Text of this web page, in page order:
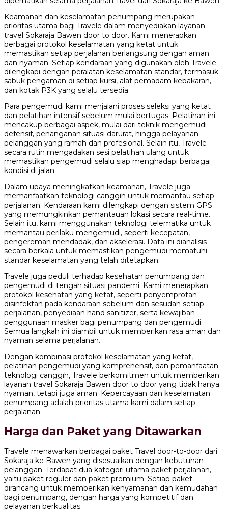
Keamanan dan keselamatan penumpang merupakan
prioritas utama bagi Travele dalam menyediakan layanan
travel Sokaraja Bawen door to door. Kami menerapkan
berbagai protokol keselamatan yang ketat untuk
memastikan setiap perjalanan berlangsung dengan aman
dan nyaman. Setiap kendaraan yang digunakan oleh Travele
dilengkapi dengan peralatan keselamatan standar, termasuk
sabuk pengaman di setiap kursi, alat pemadam kebakaran,
dan kotak P3K yang selalu tersedia.
Para pengemudi kami menjalani proses seleksi yang ketat
dan pelatihan intensif sebelum mulai bertugas. Pelatihan ini
mencakup berbagai aspek, mulai dari teknik mengemudi
defensif, penanganan situasi darurat, hingga pelayanan
pelanggan yang ramah dan profesional. Selain itu, Travele
secara rutin mengadakan sesi pelatihan ulang untuk
memastikan pengemudi selalu siap menghadapi berbagai
kondisi di jalan.
Dalam upaya meningkatkan keamanan, Travele juga
memanfaatkan teknologi canggih untuk memantau setiap
perjalanan. Kendaraan kami dilengkapi dengan sistem GPS
yang memungkinkan pemantauan lokasi secara real-time.
Selain itu, kami menggunakan teknologi telematika untuk
memantau perilaku mengemudi, seperti kecepatan,
pengereman mendadak, dan akselerasi. Data ini dianalisis
secara berkala untuk memastikan pengemudi mematuhi
standar keselamatan yang telah ditetapkan.
Travele juga peduli terhadap kesehatan penumpang dan
pengemudi di tengah situasi pandemi. Kami menerapkan
protokol kesehatan yang ketat, seperti penyemprotan
disinfektan pada kendaraan sebelum dan sesudah setiap
perjalanan, penyediaan hand sanitizer, serta kewajiban
penggunaan masker bagi penumpang dan pengemudi.
Semua langkah ini diambil untuk memberikan rasa aman dan
nyaman selama perjalanan.
Dengan kombinasi protokol keselamatan yang ketat,
pelatihan pengemudi yang komprehensif, dan pemanfaatan
teknologi canggih, Travele berkomitmen untuk memberikan
layanan travel Sokaraja Bawen door to door yang tidak hanya
nyaman, tetapi juga aman. Kepercayaan dan keselamatan
penumpang adalah prioritas utama kami dalam setiap
perjalanan.
Harga dan Paket yang Ditawarkan
Travele menawarkan berbagai paket Travel door-to-door dari
Sokaraja ke Bawen yang disesuaikan dengan kebutuhan
pelanggan. Terdapat dua kategori utama paket perjalanan,
yaitu paket reguler dan paket premium. Setiap paket
dirancang untuk memberikan kenyamanan dan kemudahan
bagi penumpang, dengan harga yang kompetitif dan
pelayanan berkualitas.